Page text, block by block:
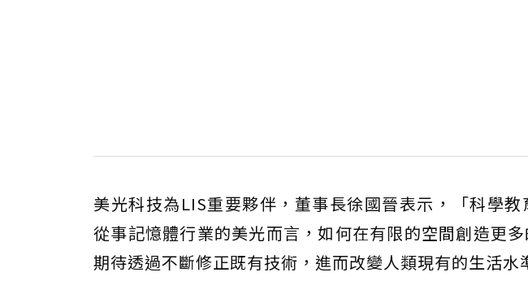
美光科技為LIS重要夥伴，董事長徐國晉表示，「科學
從事記憶體行業的美光而言，如何在有限的空間創造更
期待透過不斷修正既有技術，進而改變人類現有的生活水